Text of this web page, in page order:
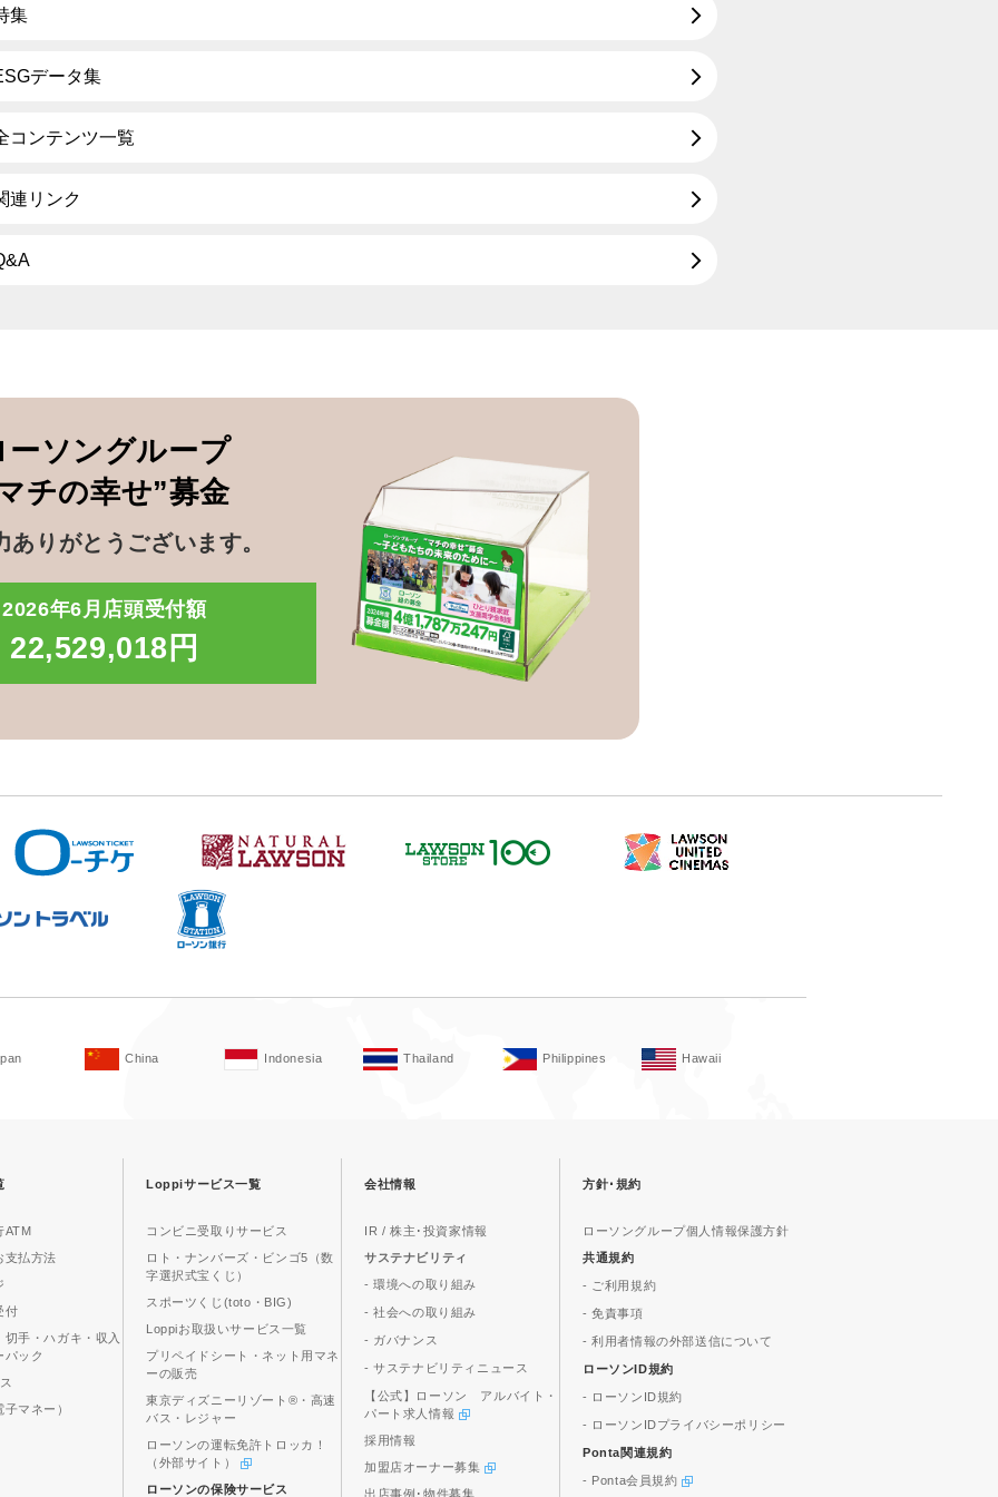
集
データ集
コンテンツ一覧
連リンク
ーソングループ
チの幸せ”募金
ありがとうございます。
2026年6月店頭受付額
22,529,018円
China Indonesia Thailand Philippines Hawaii
ATM
支払方法
付
手・ハガキ・収入
パック
マネー）
Loppiサービス一覧
コンビニ受取りサービス
ロト・ナンバーズ・ビンゴ5（数
字選択式宝くじ）
スポーツくじ(toto・BIG)
Loppiお取扱いサービス一覧
プリペイドシート・ネット用マネ
ーの販売
東京ディズニーリゾート®・高速
バス・レジャー
ローソンの運転免許トロッカ！
（外部サイト）
ローソンの保険サービス
会社情報
IR / 株主･投資家情報
サステナビリティ
- 環境への取り組み
- 社会への取り組み
- ガバナンス
- サステナビリティニュース
【公式】ローソン アルバイト・
パート求人情報
採用情報
加盟店オーナー募集
出店事例･物件募集
方針･規約
ローソングループ個人情報保護方針
共通規約
- ご利用規約
- 免責事項
- 利用者情報の外部送信について
ローソンID規約
- ローソンID規約
- ローソンIDプライバシーポリシー
Ponta関連規約
- Ponta会員規約